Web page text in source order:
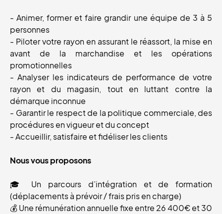
- Animer, former et faire grandir une équipe de 3 à 5
personnes
- Piloter votre rayon en assurant le réassort, la mise en
avant de la marchandise et les opérations
promotionnelles
- Analyser les indicateurs de performance de votre
rayon et du magasin, tout en luttant contre la
démarque inconnue
- Garantir le respect de la politique commerciale, des
procédures en vigueur et du concept
- Accueillir, satisfaire et fidéliser les clients
Nous vous proposons
🎓 Un parcours d’intégration et de formation
(déplacements à prévoir / frais pris en charge)
💰 Une rémunération annuelle fixe entre 26 400€ et 30